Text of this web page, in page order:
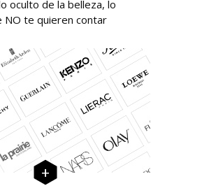
oculto de la belleza, lo
NO te quieren contar